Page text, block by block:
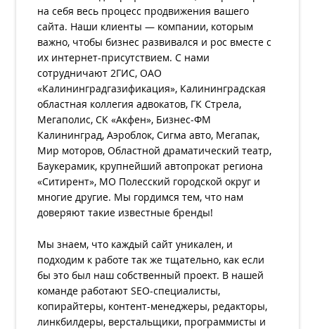
на себя весь процесс продвижения вашего
сайта. Наши клиенты — компании, которым
важно, чтобы бизнес развивался и рос вместе с
их интернет-присутствием. С нами
сотрудничают 2ГИС, ОАО
«Калининградгазификация», Калининградская
областная коллегия адвокатов, ГК Стрела,
Мегаполис, СК «Акфен», Бизнес-ФМ
Калининград, Аэроблок, Сигма авто, Мегапак,
Мир моторов, Областной драматический театр,
Баукерамик, крупнейший автопрокат региона
«Ситирент», МО Полесский городской округ и
многие другие. Мы гордимся тем, что нам
доверяют такие известные бренды!
Мы знаем, что каждый сайт уникален, и
подходим к работе так же тщательно, как если
бы это был наш собственный проект. В нашей
команде работают SEO-специалисты,
копирайтеры, контент-менеджеры, редакторы,
линкбилдеры, верстальщики, программисты и